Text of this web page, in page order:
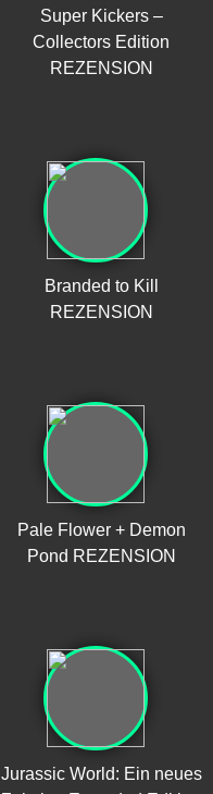
Super Kickers –
Collectors Edition
REZENSION
Branded to Kill
REZENSION
Pale Flower + Demon
Pond REZENSION
Jurassic World: Ein neues